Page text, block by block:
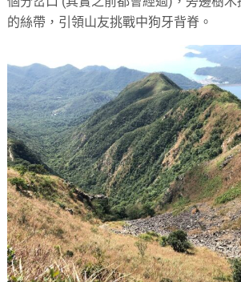
的絲帶，引領山友挑戰中狗牙背脊。